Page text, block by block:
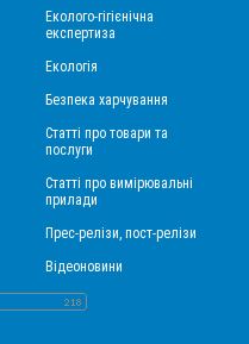
Еколого-гігієнічна
експертиза
Екологія
Безпека харчування
Статті про товари та
послуги
Статті про вимірювальні
прилади
Прес-релізи, пост-релізи
Відеоновини